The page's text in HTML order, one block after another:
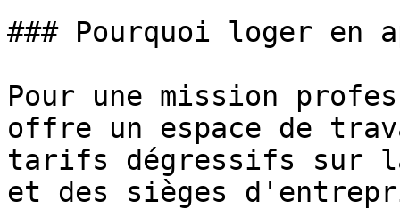
### Pourquoi loger en
Pour une mission
offre un espace de
tarifs dégressifs sur
et des sièges